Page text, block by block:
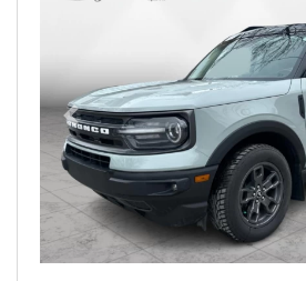
Previous